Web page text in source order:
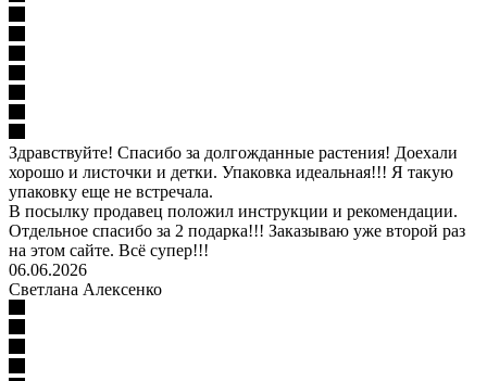
Здравствуйте! Спасибо за долгожданные растения! Доехали
хорошо и листочки и детки. Упаковка идеальная!!! Я такую
упаковку еще не встречала.
В посылку продавец положил инструкции и рекомендации.
Отдельное спасибо за 2 подарка!!! Заказываю уже второй раз
на этом сайте. Всё супер!!!
06.06.2026
Светлана Алексенко